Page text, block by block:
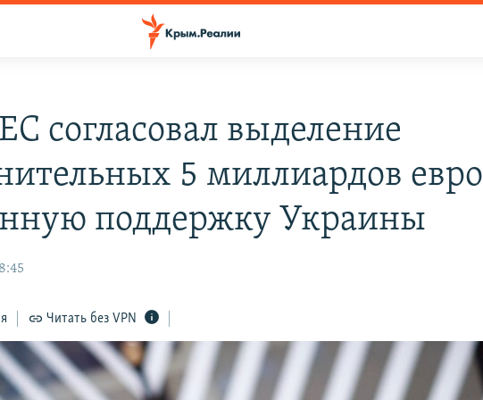
согласовал выделение
5 миллиардов евро
поддержку Украины
Читать без VPN